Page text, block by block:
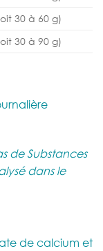
30 à 60 g)
30 à 90 g)
de Substances
dans le
de calcium et